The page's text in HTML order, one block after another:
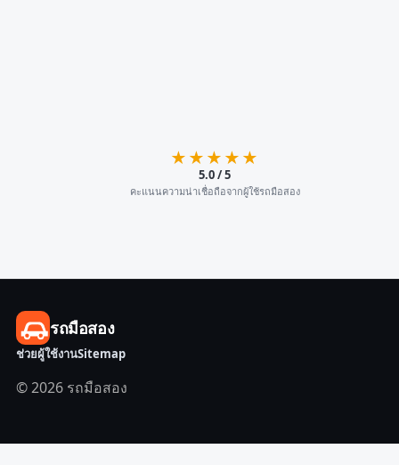
★★★★★
5.0 / 5
คะแนนความน่าเชื่อถือจากผู้ใช้รถมือสอง
รถมือสอง
ช่วยผู้ใช้งานSitemap
© 2026 รถมือสอง